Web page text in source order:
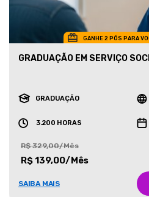
GANHE 2 PÓS PARA
GRADUAÇÃO EM SERVIÇO
GRADUAÇÃO
3.200 HORAS
R$ 329,00/Mês
R$ 139,00/Mês
SAIBA MAIS